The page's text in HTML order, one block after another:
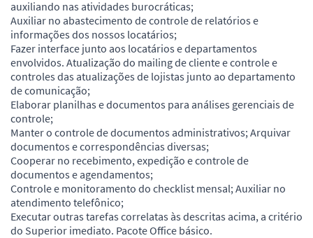
auxiliando nas atividades burocráticas;
Auxiliar no abastecimento de controle de relatórios e
informações dos nossos locatários;
Fazer interface junto aos locatários e departamentos
envolvidos. Atualização do mailing de cliente e controle e
controles das atualizações de lojistas junto ao departamento
de comunicação;
Elaborar planilhas e documentos para análises gerenciais de
controle;
Manter o controle de documentos administrativos; Arquivar
documentos e correspondências diversas;
Cooperar no recebimento, expedição e controle de
documentos e agendamentos;
Controle e monitoramento do checklist mensal; Auxiliar no
atendimento telefônico;
Executar outras tarefas correlatas às descritas acima, a critério
do Superior imediato. Pacote Office básico.